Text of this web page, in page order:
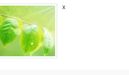
x